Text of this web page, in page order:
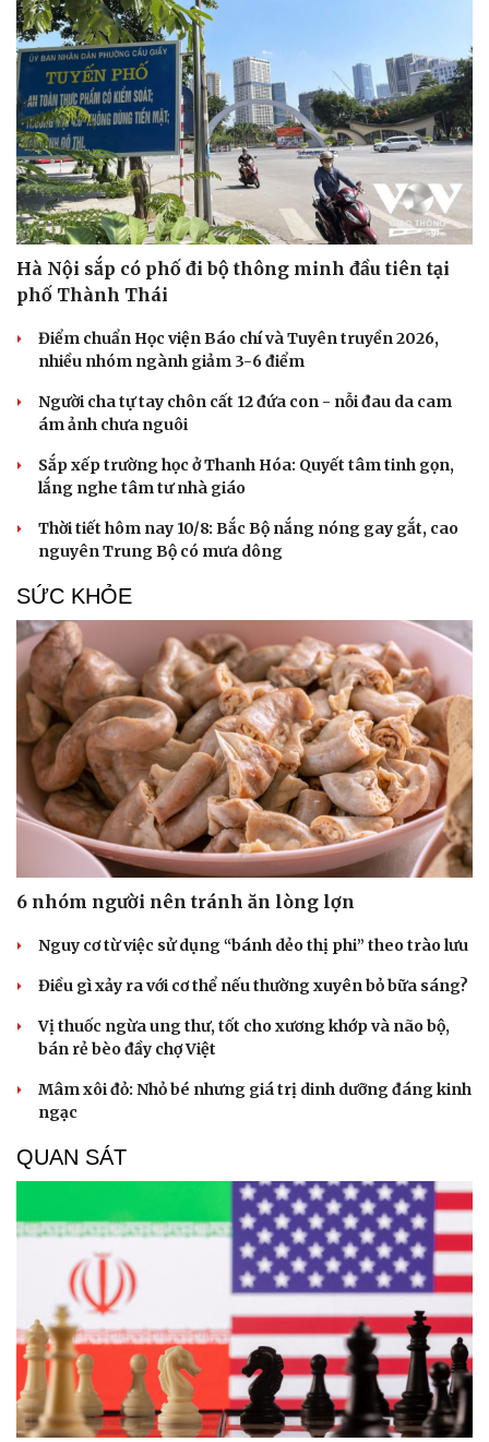
Du lịch
Tư vấn
Săn Tour
check-in
Podcast
Câu chuyện thời
Đọc truyện đêm
Cửa sổ tình yêu
Kể chuyện cho bé
Hà Nội sắp có phố đi bộ thông minh đầu tiên tại
phố Thành Thái
Điểm chuẩn Học viện Báo chí và Tuyên truyền 2026,
nhiều nhóm ngành giảm 3-6 điểm
Người cha tự tay chôn cất 12 đứa con - nỗi đau da cam
ám ảnh chưa nguôi
Sắp xếp trường học ở Thanh Hóa: Quyết tâm tinh gọn,
lắng nghe tâm tư nhà giáo
Thời tiết hôm nay 10/8: Bắc Bộ nắng nóng gay gắt, cao
nguyên Trung Bộ có mưa dông
SỨC KHỎE
6 nhóm người nên tránh ăn lòng lợn
Nguy cơ từ việc sử dụng “bánh dẻo thị phi” theo trào lưu
Điều gì xảy ra với cơ thể nếu thường xuyên bỏ bữa sáng?
Vị thuốc ngừa ung thư, tốt cho xương khớp và não bộ,
bán rẻ bèo đầy chợ Việt
Mâm xôi đỏ: Nhỏ bé nhưng giá trị dinh dưỡng đáng kinh
ngạc
QUAN SÁT